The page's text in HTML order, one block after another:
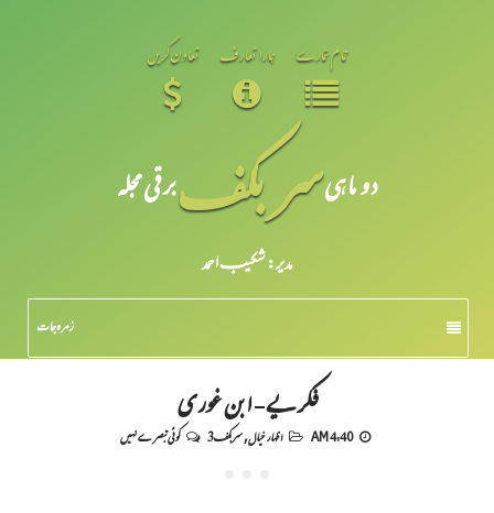
تمام شمارے ہمارا تعارف تعاون کریں
دو ماہیسر بکفبرقی مجلہ
مدیر: شکیبـ احمد
زمرہ جات
فکریے - ابن غوری
4:40 AM اظہار خیال,سربکف3 کوئی تبصرے نہیں